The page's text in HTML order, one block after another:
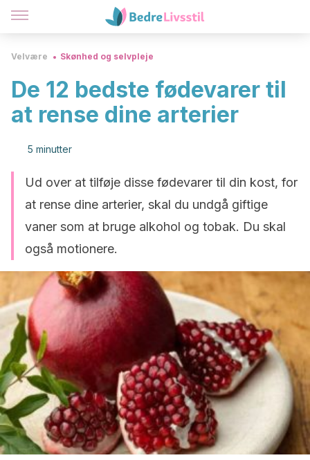
Velvære Skønhed og selvpleje
De 12 bedste fødevarer til
at rense dine arterier
5 minutter
Ud over at tilføje disse fødevarer til din kost, for
at rense dine arterier, skal du undgå giftige
vaner som at bruge alkohol og tobak. Du skal
også motionere.